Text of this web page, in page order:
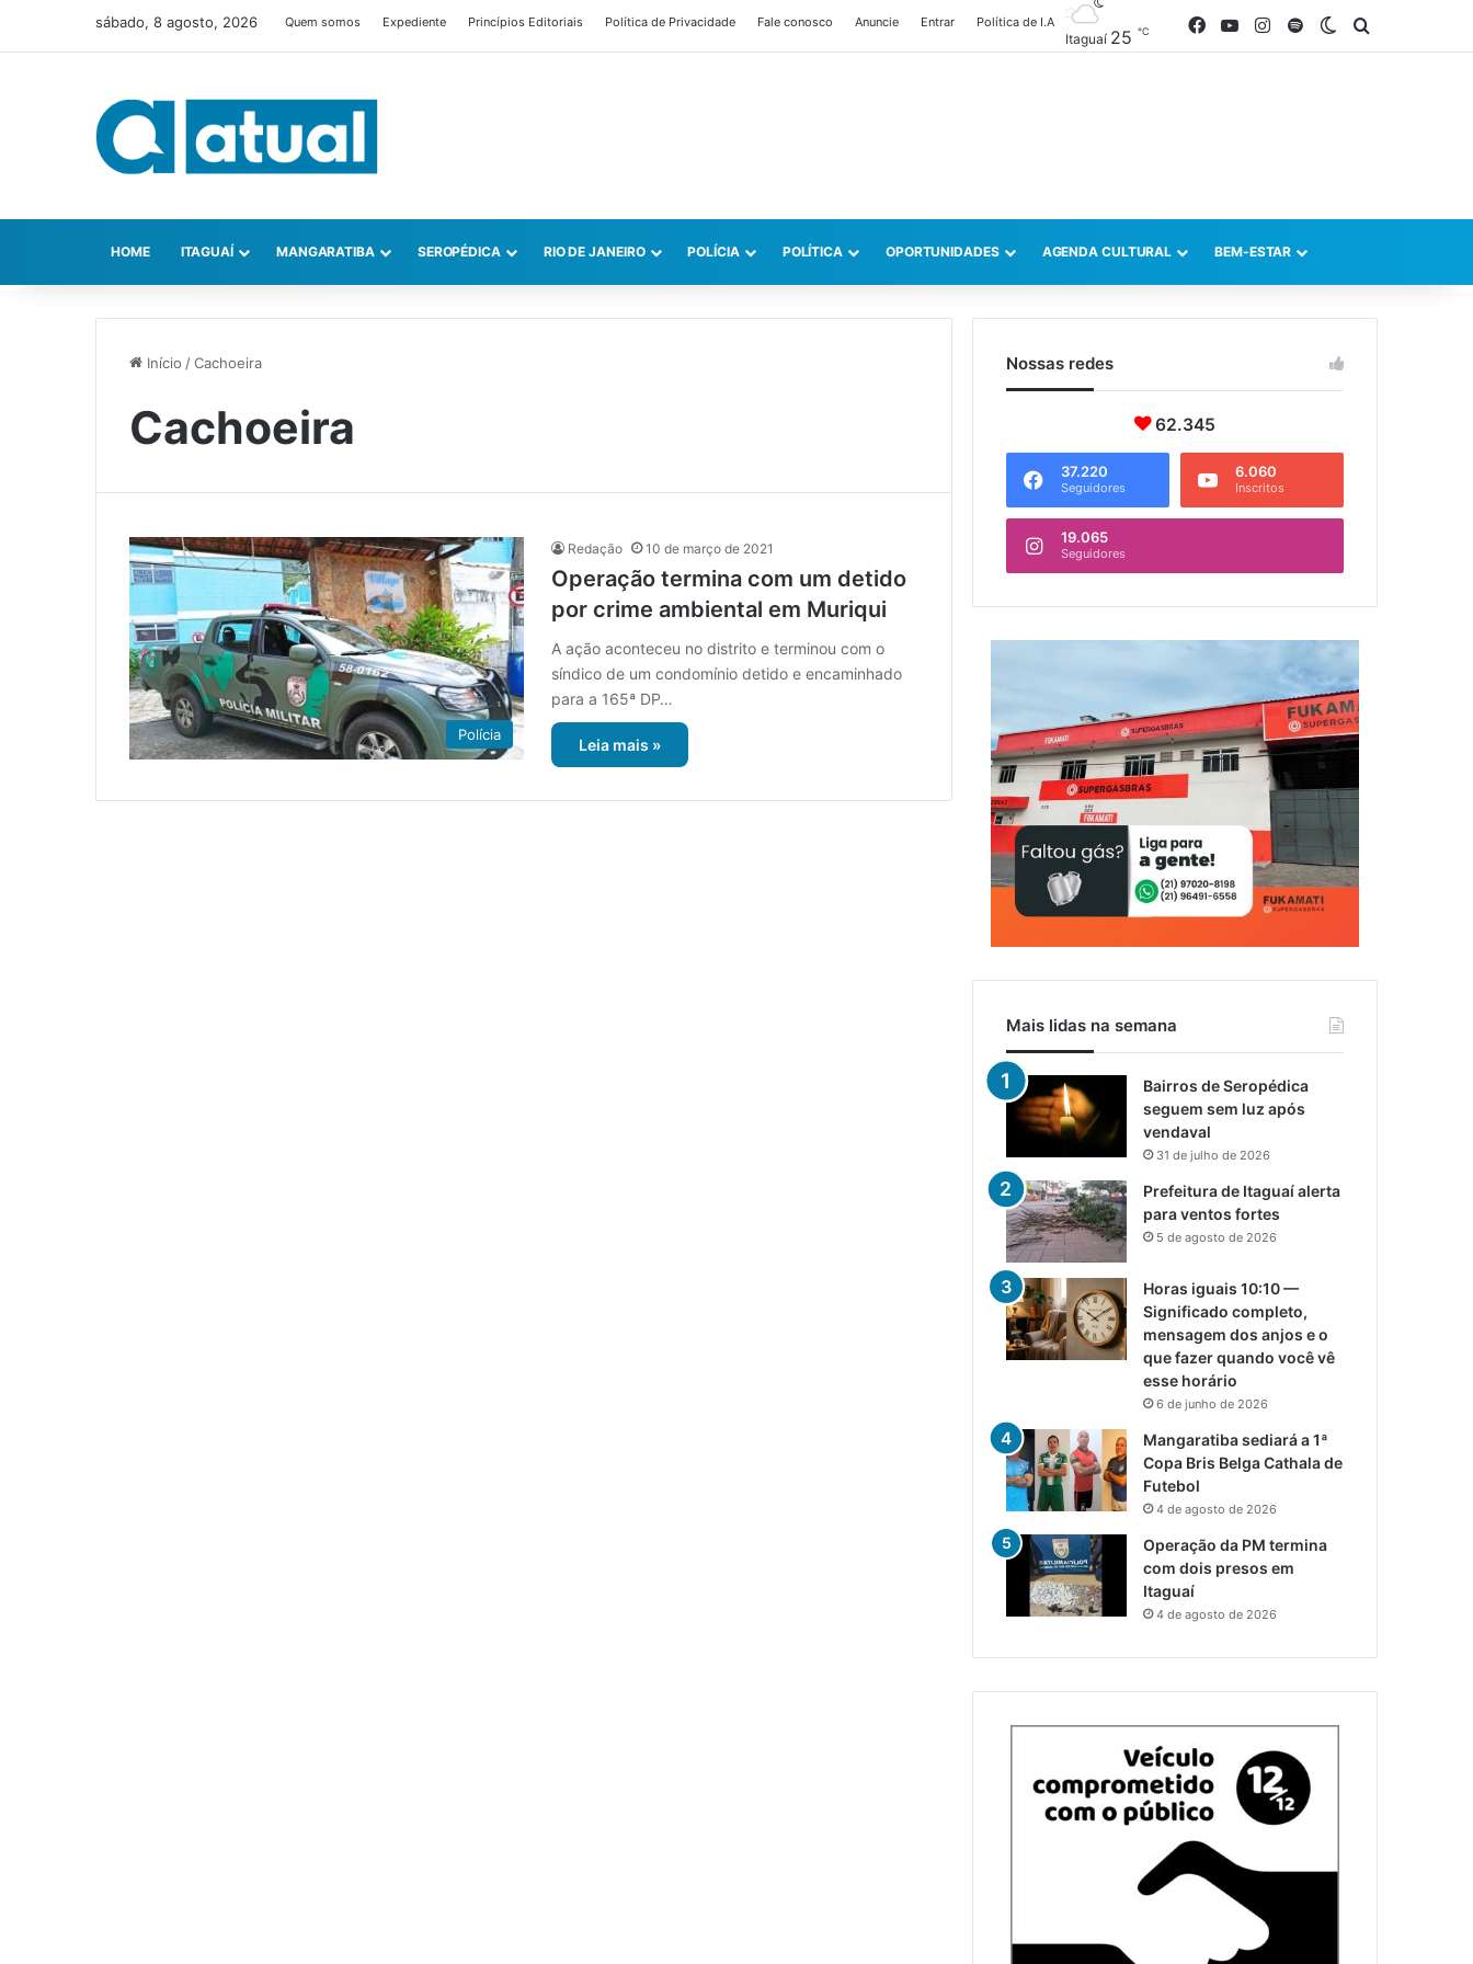
sábado, 8 agosto, 2026 Quem somos Expediente Princípios Editoriais Política de Privacidade Fale conosco Anuncie Entrar Política de I.A
Itaguaí 25 ℃ FacebookYouTubeInstagram
SpotifySwitch skin
HOME ITAGUAÍ MANGARATIBA SEROPÉDICA RIO DE JANEIRO POLÍCIA POLÍTICA OPORTUNIDADES AGENDA CULTURAL BEM-ESTAR
Início /Cachoeira
Cachoeira
Polícia
Redação 10 de março de 2021
Operação termina com um detido
por crime ambiental em Muriqui
A ação aconteceu no distrito e terminou com o
síndico de um condomínio detido e encaminhado
para a 165ª DP…
Leia mais »
Nossas redes
62.345
37.220
Seguidores
6.060
Inscritos
19.065
Seguidores
Mais lidas na semana
Bairros de Seropédica
seguem sem luz após
vendaval
31 de julho de 2026
Prefeitura de Itaguaí alerta
para ventos fortes
5 de agosto de 2026
Horas iguais 10:10 —
Significado completo,
mensagem dos anjos e o
que fazer quando você vê
esse horário
6 de junho de 2026
Mangaratiba sediará a 1ª
Copa Bris Belga Cathala de
Futebol
4 de agosto de 2026
Operação da PM termina
com dois presos em
Itaguaí
4 de agosto de 2026